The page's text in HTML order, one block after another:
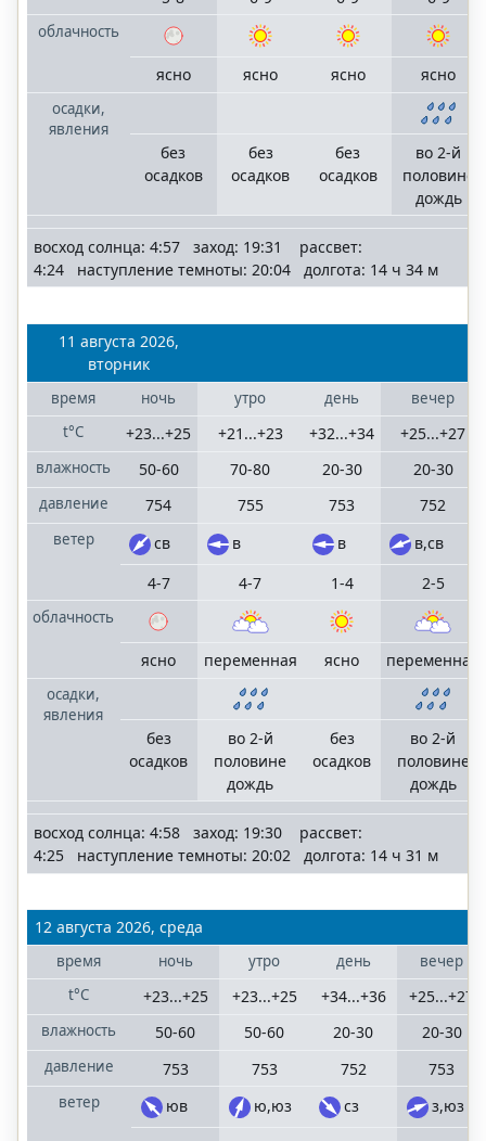
облачность
осадки,
явления
ясно
без
осадков
ясно
без
осадков
ясно
без
осадков
ясно
во 2-й
половине
дождь
восход солнца: 4:57 заход: 19:31 рассвет:
4:24 наступление темноты: 20:04 долгота: 14 ч 34 м
11 августа 2026,
вторник
время
t°C
влажность
давление
ветер
облачность
осадки,
явления
ночь
+23...+25
50-60
754
св
4-7
ясно
без
осадков
утро
+21...+23
70-80
755
в
4-7
переменная
во 2-й
половине
дождь
день
+32...+34
20-30
753
в
1-4
ясно
без
осадков
вечер
+25...+27
20-30
752
в,св
2-5
переменная
во 2-й
половине
дождь
восход солнца: 4:58 заход: 19:30 рассвет:
4:25 наступление темноты: 20:02 долгота: 14 ч 31 м
12 августа 2026, среда
время
t°C
влажность
давление
ветер
ночь
+23...+25
50-60
753
юв
утро
+23...+25
50-60
753
ю,юз
день
+34...+36
20-30
752
сз
вечер
+25...+27
20-30
753
з,юз
2006
политика
конфиденциальности